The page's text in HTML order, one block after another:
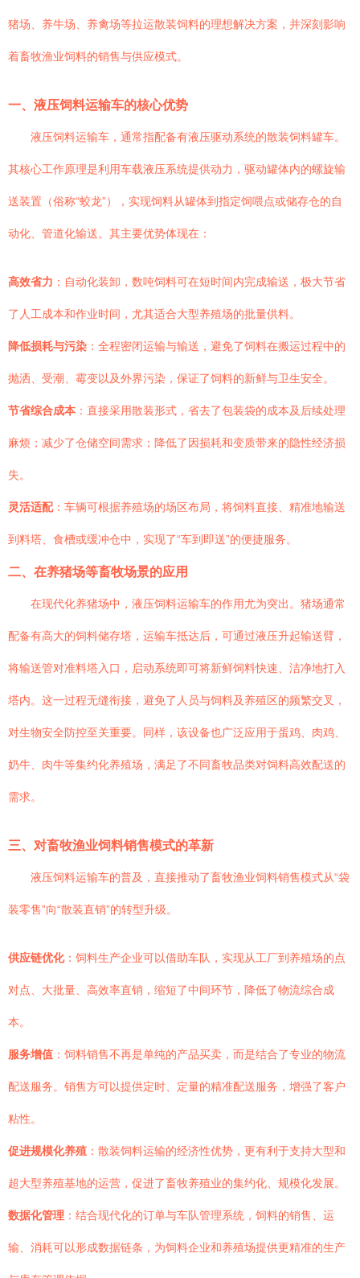
猪场、养牛场、养禽场等拉运散装饲料的理想解决方案，并深刻影响
着畜牧渔业饲料的销售与供应模式。
一、液压饲料运输车的核心优势
液压饲料运输车，通常指配备有液压驱动系统的散装饲料罐车。
其核心工作原理是利用车载液压系统提供动力，驱动罐体内的螺旋输
送装置（俗称“蛟龙”），实现饲料从罐体到指定饲喂点或储存仓的自
动化、管道化输送。其主要优势体现在：
高效省力 ：自动化装卸，数吨饲料可在短时间内完成输送，极大节省
了人工成本和作业时间，尤其适合大型养殖场的批量供料。
降低损耗与污染 ：全程密闭运输与输送，避免了饲料在搬运过程中的
抛洒、受潮、霉变以及外界污染，保证了饲料的新鲜与卫生安全。
节省综合成本 ：直接采用散装形式，省去了包装袋的成本及后续处理
麻烦；减少了仓储空间需求；降低了因损耗和变质带来的隐性经济损
失。
灵活适配：车辆可根据养殖场的场区布局，将饲料直接、精准地输送
到料塔、食槽或缓冲仓中，实现了“车到即送”的便捷服务。
二、在养猪场等畜牧场景的应用
在现代化养猪场中，液压饲料运输车的作用尤为突出。猪场通常
配备有高大的饲料储存塔，运输车抵达后，可通过液压升起输送臂，
将输送管对准料塔入口，启动系统即可将新鲜饲料快速、洁净地打入
塔内。这一过程无缝衔接，避免了人员与饲料及养殖区的频繁交叉，
对生物安全防控至关重要。同样，该设备也广泛应用于蛋鸡、肉鸡、
奶牛、肉牛等集约化养殖场，满足了不同畜牧品类对饲料高效配送的
需求。
三、对畜牧渔业饲料销售模式的革新
液压饲料运输车的普及，直接推动了畜牧渔业饲料销售模式从“袋
装零售”向“散装直销”的转型升级。
供应链优化：饲料生产企业可以借助车队，实现从工厂到养殖场的点
对点、大批量、高效率直销，缩短了中间环节，降低了物流综合成
本。
服务增值 ：饲料销售不再是单纯的产品买卖，而是结合了专业的物流
配送服务。销售方可以提供定时、定量的精准配送服务，增强了客户
粘性。
促进规模化养殖 ：散装饲料运输的经济性优势，更有利于支持大型和
超大型养殖基地的运营，促进了畜牧养殖业的集约化、规模化发展。
数据化管理 ：结合现代化的订单与车队管理系统，饲料的销售、运
输、消耗可以形成数据链条，为饲料企业和养殖场提供更精准的生产